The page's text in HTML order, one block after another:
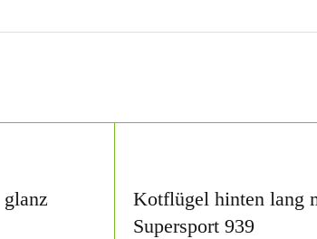
Kotflügel hinten lang
Supersport 939